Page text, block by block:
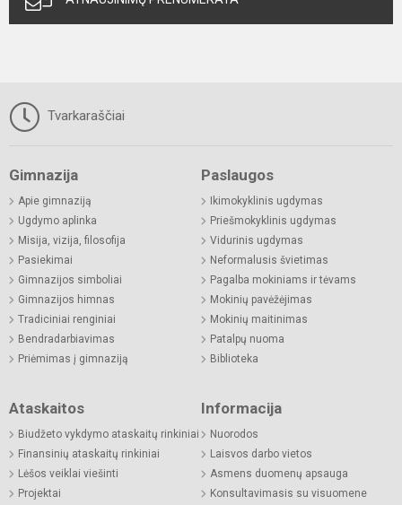
Tvarkaraščiai
Gimnazija
Apie gimnaziją
Ugdymo aplinka
Misija, vizija, filosofija
Pasiekimai
Gimnazijos simboliai
Gimnazijos himnas
Tradiciniai renginiai
Bendradarbiavimas
Priėmimas į gimnaziją
Paslaugos
Ikimokyklinis ugdymas
Priešmokyklinis ugdymas
Vidurinis ugdymas
Neformalusis švietimas
Pagalba mokiniams ir tėvams
Mokinių pavėžėjimas
Mokinių maitinimas
Patalpų nuoma
Biblioteka
Ataskaitos
Biudžeto vykdymo ataskaitų rinkiniai
Finansinių ataskaitų rinkiniai
Lėšos veiklai viešinti
Projektai
Informacija
Nuorodos
Laisvos darbo vietos
Asmens duomenų apsauga
Konsultavimasis su visuomene